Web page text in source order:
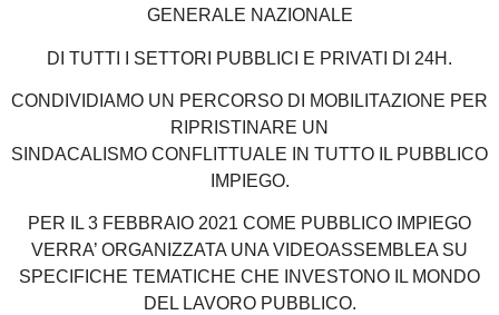
GENERALE NAZIONALE
DI TUTTI I SETTORI PUBBLICI E PRIVATI DI 24H.
CONDIVIDIAMO UN PERCORSO DI MOBILITAZIONE PER
RIPRISTINARE UN
SINDACALISMO CONFLITTUALE IN TUTTO IL PUBBLICO
IMPIEGO.
PER IL 3 FEBBRAIO 2021 COME PUBBLICO IMPIEGO
VERRA’ ORGANIZZATA UNA VIDEOASSEMBLEA SU
SPECIFICHE TEMATICHE CHE INVESTONO IL MONDO
DEL LAVORO PUBBLICO.